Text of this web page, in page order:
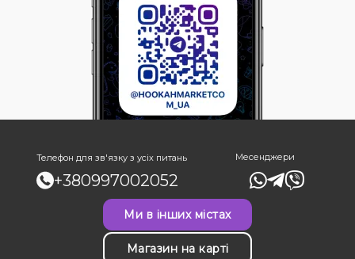
Телефон для зв'язку з усіх питань
+380997002052
Месенджери
Ми в інших містах
Магазин на карті